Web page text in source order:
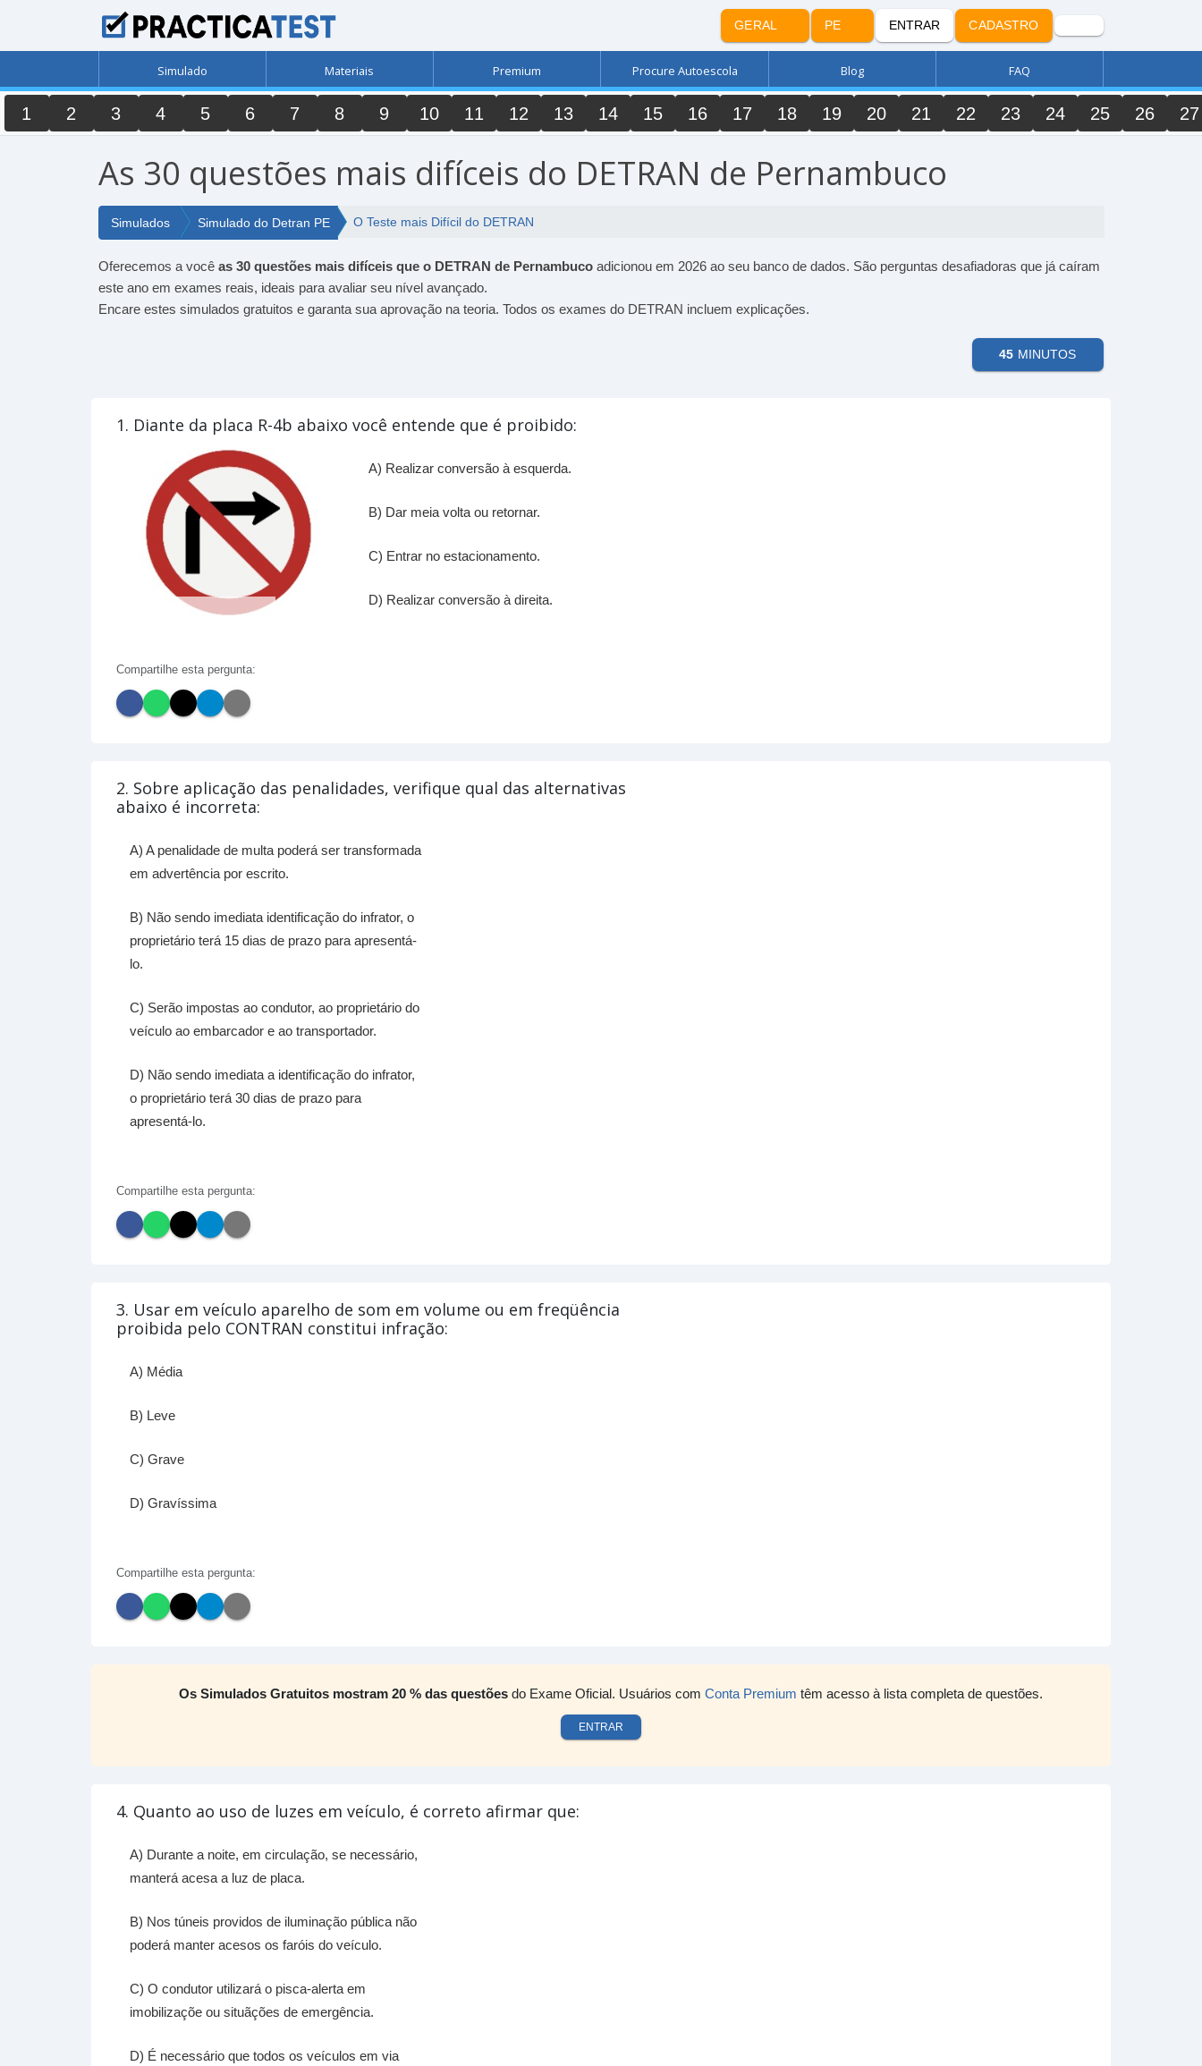
GERAL PE ENTRAR CADASTRO
Simulado Materiais Premium Procure Autoescola Blog FAQ
1 2 3 4 5 6 7 8 9 10 11 12 13 14 15 16 17 18 19 20 21 22 23 24 25 26 27
As 30 questões mais difíceis do DETRAN de Pernambuco
Simulados Simulado do Detran PE O Teste mais Difícil do DETRAN
Oferecemos a você as 30 questões mais difíceis que o DETRAN de Pernambucoadicionou em 2026 ao seu banco de dados. São perguntas desafiadoras que já caíram
este ano em exames reais, ideais para avaliar seu nível avançado.
Encare estes simulados gratuitos e garanta sua aprovação na teoria. Todos os exames do DETRAN incluem explicações.
45 MINUTOS
1. Diante da placa R-4b abaixo você entende que é proibido:
A) Realizar conversão à esquerda.
B) Dar meia volta ou retornar.
C) Entrar no estacionamento.
D) Realizar conversão à direita.
Compartilhe esta pergunta:
2. Sobre aplicação das penalidades, verifique qual das alternativas
abaixo é incorreta:
A) A penalidade de multa poderá ser transformada
em advertência por escrito.
B) Não sendo imediata identificação do infrator, o
proprietário terá 15 dias de prazo para apresentá-
lo.
C) Serão impostas ao condutor, ao proprietário do
veículo ao embarcador e ao transportador.
D) Não sendo imediata a identificação do infrator,
o proprietário terá 30 dias de prazo para
apresentá-lo.
Compartilhe esta pergunta:
3. Usar em veículo aparelho de som em volume ou em freqüência
proibida pelo CONTRAN constitui infração:
A) Média
B) Leve
C) Grave
D) Gravíssima
Compartilhe esta pergunta:
Os Simulados Gratuitos mostram 20 % das questões do Exame Oficial. Usuários comConta Premium têm acesso à lista completa de questões.
ENTRAR
4. Quanto ao uso de luzes em veículo, é correto afirmar que:
A) Durante a noite, em circulação, se necessário,
manterá acesa a luz de placa.
B) Nos túneis providos de iluminação pública não
poderá manter acesos os faróis do veículo.
C) O condutor utilizará o pisca-alerta em
imobilizaçõe ou situãções de emergência.
D) É necessário que todos os veículos em via